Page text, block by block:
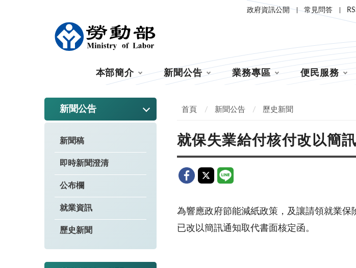
政府資訊公開 常見問答
本部簡介 新聞公告 業務專區 便民服務
新聞公告
新聞稿
即時新聞澄清
公布欄
就業資訊
歷史新聞
首頁 新聞公告 歷史新聞
就保失業給付核付改以簡
為響應政府節能減紙政策，及讓請領就業
已改以簡訊通知取代書面核定函。